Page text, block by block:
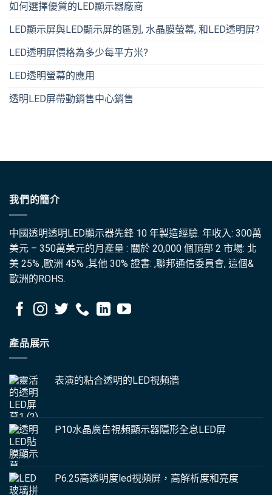
如何選擇優質的LED顯示器廠商
LED顯示屏與LED顯示屏的區別, 水晶膜螢幕, 和LED透明屏?
LED透明屏價格為多少每平方米?
LED透明螢幕的應用
透明LED屏帶動銷售中心銷售
我們的簡介
中國透明透明LED顯示器先鋒 10 年製造經驗. 年收入: 300萬
美元 – 350萬美元的月產量 : 關於 20,000 個頂部 2 市場: 北
美 25% ,歐洲 45% ,其他 30% 證書: ,聯邦通信委員會, 這個&
歐洲的ROHS.
產品展示
表演的粘合透明的LED視頻牆
P10水晶廣告視頻顯示器隱形全息LED屏
P6.25高透明度led視頻屏，高解析度和亮度